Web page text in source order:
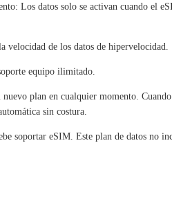
Los datos solo se activan cuando el
velocidad de los datos de hipervelocidad.
equipo ilimitado.
plan en cualquier momento.
sin costura.
soportar eSIM. Este plan de datos no